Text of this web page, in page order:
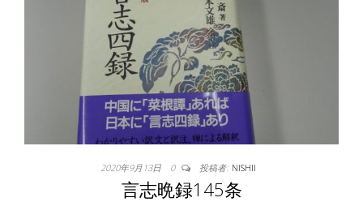
2020年9月13日 0 投稿者: NISHII
言志晩録145条